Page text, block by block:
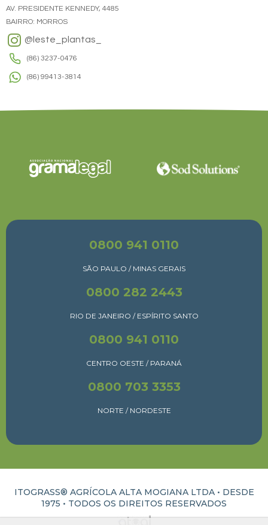
AV. PRESIDENTE KENNEDY, 4485
BAIRRO: MORROS
@leste_plantas_
(86) 3237-0476
(86) 99413-3814
0800 941 0110
SÃO PAULO / MINAS GERAIS
0800 282 2443
RIO DE JANEIRO / ESPÍRITO SANTO
0800 941 0110
CENTRO OESTE / PARANÁ
0800 703 3353
NORTE / NORDESTE
ITOGRASS® AGRÍCOLA ALTA MOGIANA LTDA • DESDE
1975 • TODOS OS DIREITOS RESERVADOS